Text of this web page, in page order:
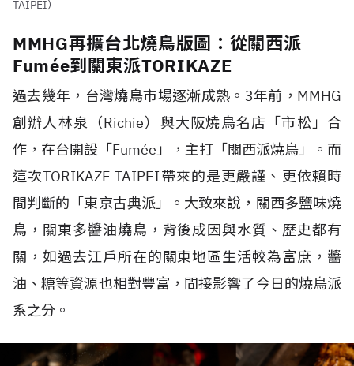
TAIPEI）
MMHG再擴台北燒鳥版圖：從關西派
Fumée到關東派TORIKAZE
過去幾年，台灣燒鳥市場逐漸成熟。 3年前， MMHG
創辦人林泉（Richie）與大阪燒鳥名店「市松」合
作，在台開設「Fumée 」，主打「關西派燒鳥」。而
這次TORIKAZE TAIPEI帶來的是更嚴謹、更依賴時
間判斷的「東京古典派」。大致來說，關西多鹽味燒
鳥，關東多醬油燒鳥，背後成因與水質、歷史都有
關，如過去江戶所在的關東地區生活較為富庶，醬
油、糖等資源也相對豐富，間接影響了今日的燒鳥派
系之分。